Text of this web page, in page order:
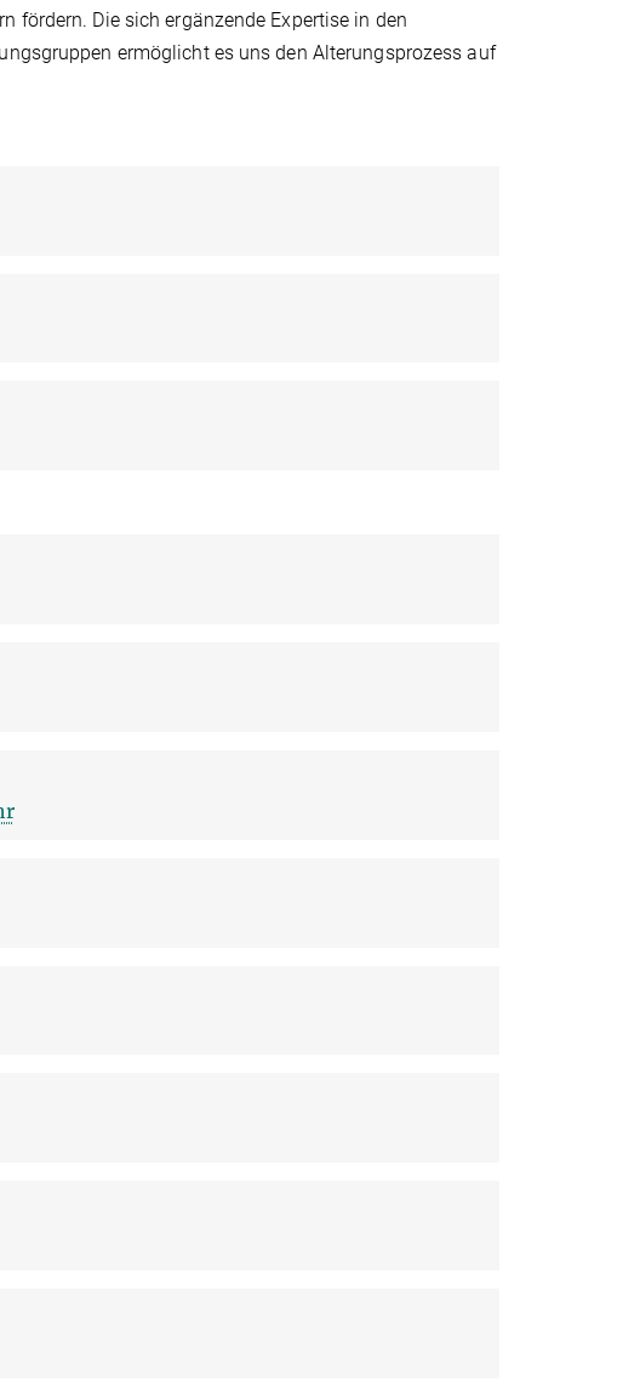
fördern. Die sich ergänzende Expertise in den
ermöglicht es uns den Alterungsprozess auf